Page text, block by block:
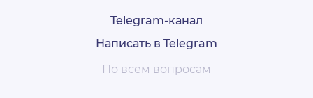
Telegram-канал
Написать в Telegram
По всем вопросам